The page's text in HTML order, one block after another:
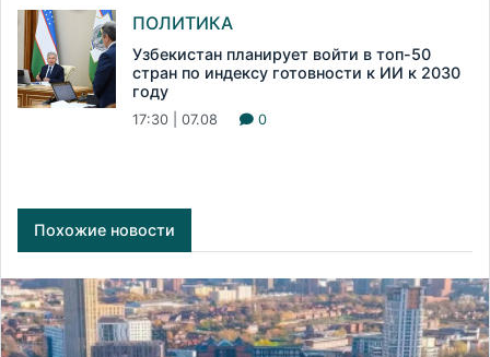
ПОЛИТИКА
Узбекистан планирует войти в топ-50
стран по индексу готовности к ИИ к 2030
году
17:30 | 07.08 0
Похожие новости